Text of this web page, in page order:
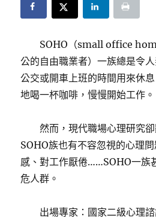
SOHO（small office
公的自由職業者）一族總是令
公交或開車上班的時間用來休
地喝一杯咖啡，慢慢開始工作。
然而，現代職場心理研究卻
SOHO族也有不容忽視的心理
感、對工作厭倦……SOHO一族
危人群。
出場專家：國家二級心理諮